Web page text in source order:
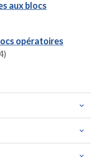
aux blocs
opératoires